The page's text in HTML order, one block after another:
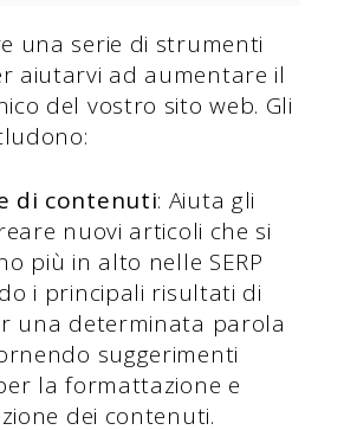
una serie di strumenti
aiutarvi ad aumentare il
del vostro sito web. Gli
di contenuti: Aiuta gli
nuovi articoli che si
più in alto nelle SERP
i principali risultati di
una determinata parola
suggerimenti
la formattazione e
dei contenuti.